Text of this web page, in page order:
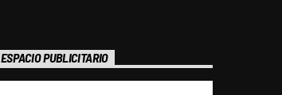
ESPACIO PUBLICITARIO